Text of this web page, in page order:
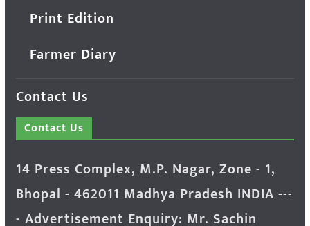
Print Edition
Farmer Diary
Contact Us
Contact Us
14 Press Complex, M.P. Nagar, Zone - 1,
Bhopal - 462011 Madhya Pradesh INDIA ---
- Advertisement Enquiry: Mr. Sachin